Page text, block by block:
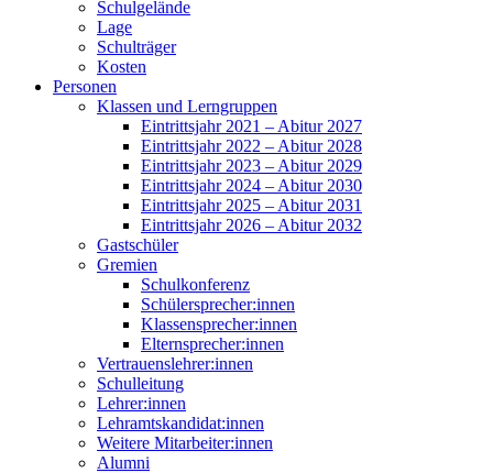
Schulgelände
Lage
Schulträger
Kosten
Personen
Klassen und Lerngruppen
Eintrittsjahr 2021 – Abitur 2027
Eintrittsjahr 2022 – Abitur 2028
Eintrittsjahr 2023 – Abitur 2029
Eintrittsjahr 2024 – Abitur 2030
Eintrittsjahr 2025 – Abitur 2031
Eintrittsjahr 2026 – Abitur 2032
Gastschüler
Gremien
Schulkonferenz
Schülersprecher:innen
Klassensprecher:innen
Elternsprecher:innen
Vertrauenslehrer:innen
Schulleitung
Lehrer:innen
Lehramtskandidat:innen
Weitere Mitarbeiter:innen
Alumni